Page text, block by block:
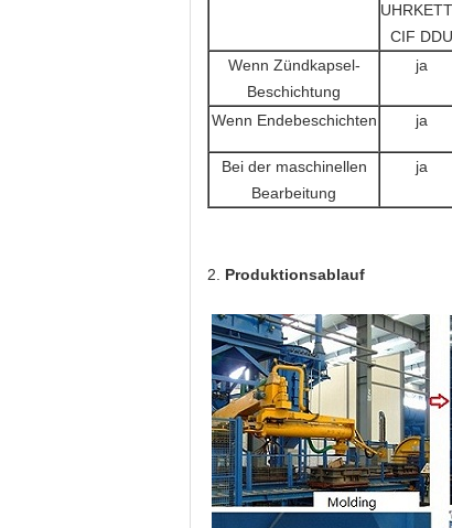
CIF DDU
Wenn Zündkapsel-
Beschichtung
ja
Wenn Endebeschichten ja
Bei der maschinellen
Bearbeitung
ja
2. Produktionsablauf